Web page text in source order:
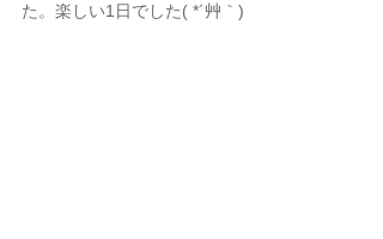
た。楽しい1日でした( *´艸｀)